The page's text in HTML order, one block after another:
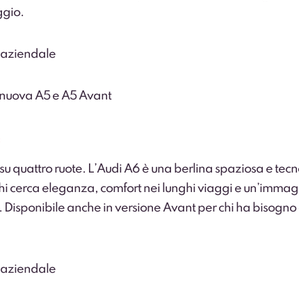
aziendale
A5 e A5 Avant
su quattro ruote. L’Audi A6 è una berlina spaziosa e
cerca eleganza, comfort nei lunghi viaggi e
Disponibile anche in versione Avant per chi ha
aziendale